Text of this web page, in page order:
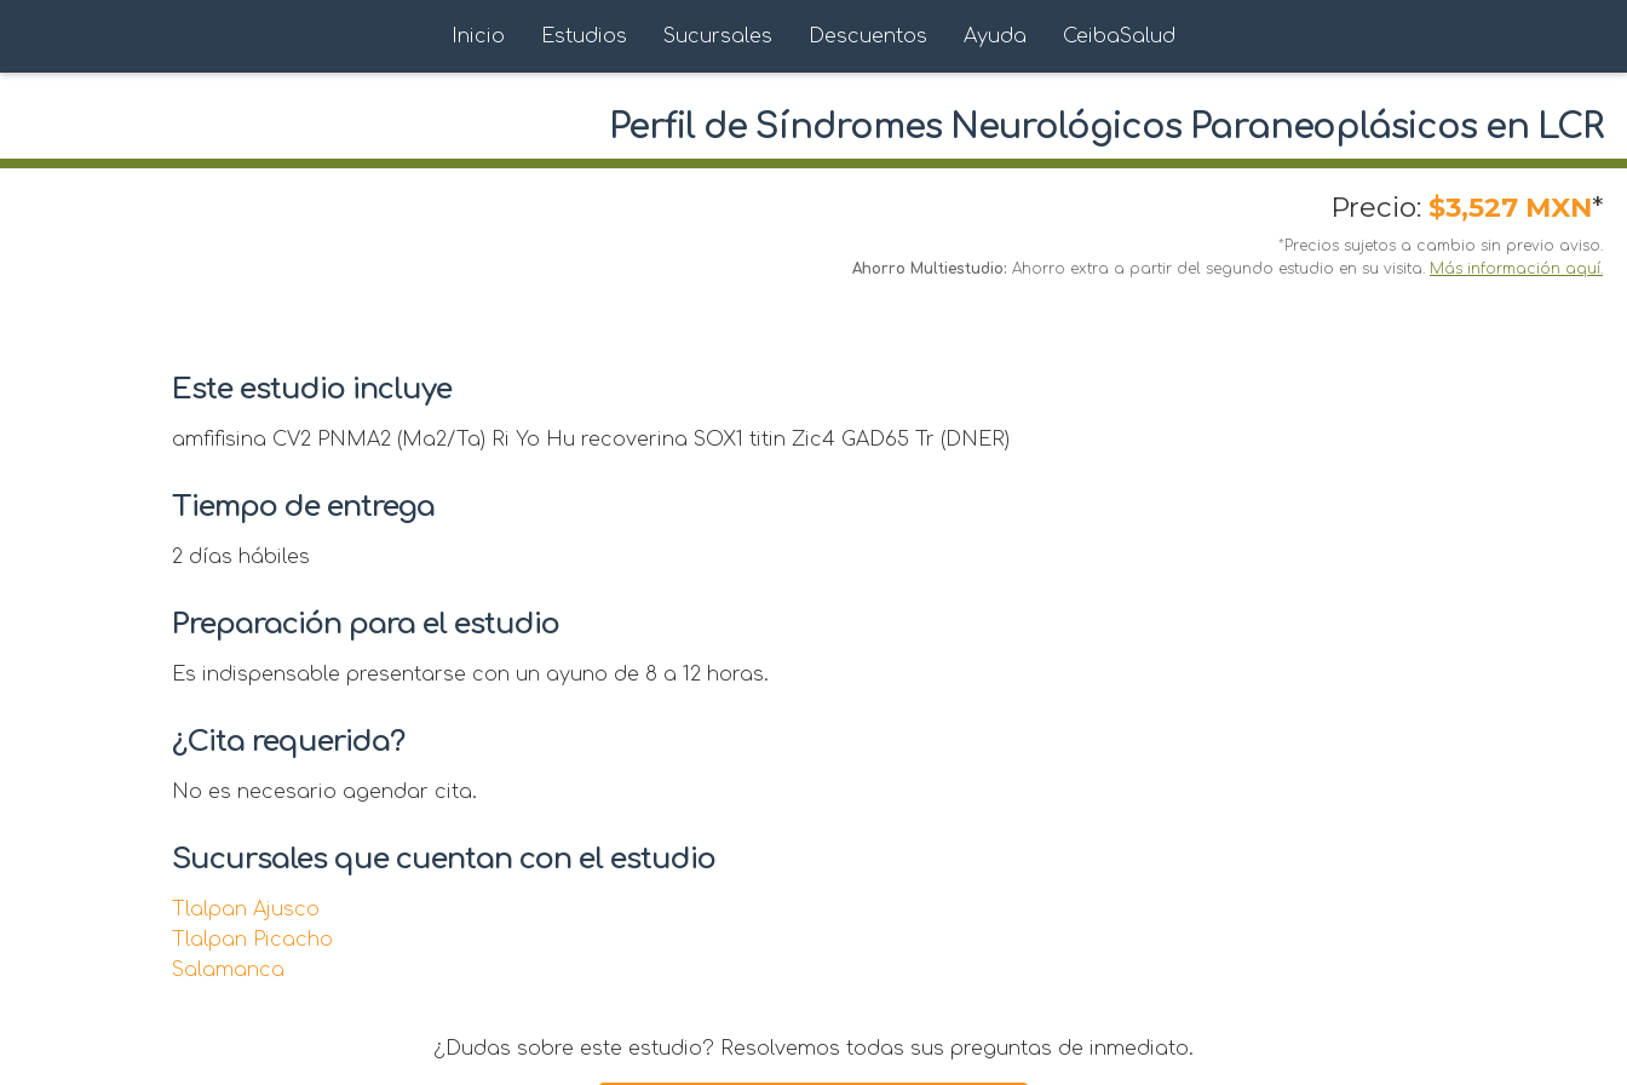
Inicio Estudios Sucursales Descuentos Ayuda CeibaSalud
Perfil de Síndromes Neurológicos Paraneoplásicos en LCR
Precio: $3,527 MXN*
*Precios sujetos a cambio sin previo aviso.
Ahorro Multiestudio: Ahorro extra a partir del segundo estudio en su visita. Más información aquí.
Este estudio incluye
amfifisina CV2 PNMA2 (Ma2/Ta) Ri Yo Hu recoverina SOX1 titin Zic4 GAD65 Tr (DNER)
Tiempo de entrega
2 días hábiles
Preparación para el estudio
Es indispensable presentarse con un ayuno de 8 a 12 horas.
¿Cita requerida?
No es necesario agendar cita.
Sucursales que cuentan con el estudio
Tlalpan Ajusco
Tlalpan Picacho
Salamanca
¿Dudas sobre este estudio? Resolvemos todas sus preguntas de inmediato.